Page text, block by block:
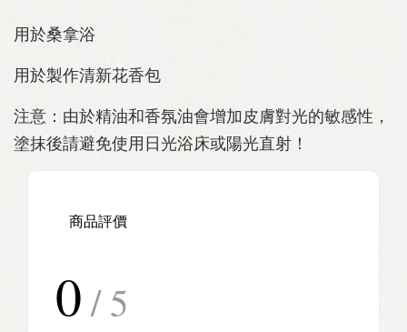
用於桑拿浴
用於製作清新花香包
注意：由於精油和香氛油會增加皮膚對光的敏感性，
塗抹後請避免使用日光浴床或陽光直射！
商品評價
0 / 5